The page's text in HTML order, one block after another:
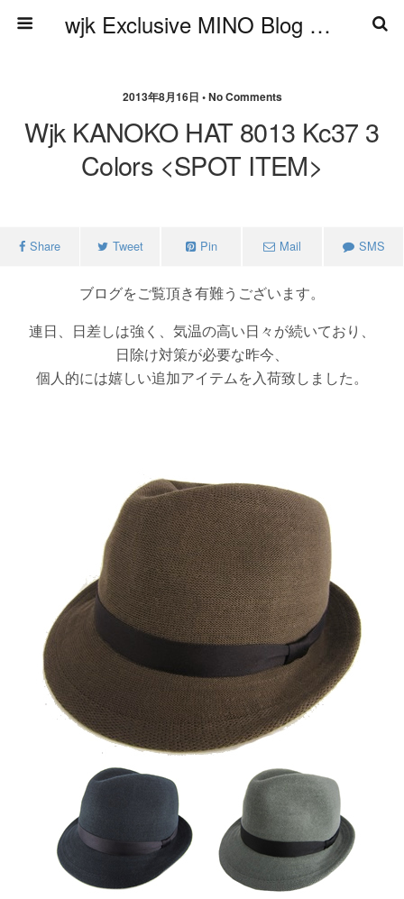
wjk Exclusive MINO Blog ブログ
2013年8月16日 • No Comments
Wjk KANOKO HAT 8013 Kc37 3
Colors <SPOT ITEM>
Share Tweet Pin Mail SMS
ブログをご覧頂き有難うございます。
連日、日差しは強く、気温の高い日々が続いており、
日除け対策が必要な昨今、
個人的には嬉しい追加アイテムを入荷致しました。